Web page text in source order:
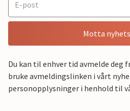
Motta
Du kan til enhver tid avmelde deg
bruke avmeldingslinken i vårt
personopplysninger i henhold til